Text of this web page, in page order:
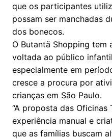
que os participantes
possam ser manchadas
dos bonecos.
O Butantã Shopping tem
voltada ao público
especialmente em
cresce a procura por
crianças em São Paulo.
“A proposta das Oficinas
experiência manual e
que as famílias buscam